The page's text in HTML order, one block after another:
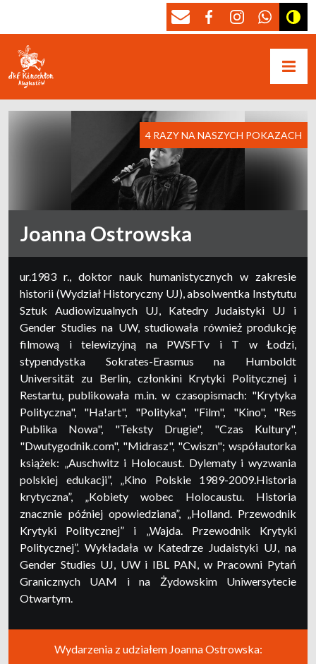
Joanna Ostrowska
4 RAZY NA NASZYCH POKAZACH
ur.1983 r., doktor nauk humanistycznych w zakresie
historii (Wydział Historyczny UJ), absolwentka Instytutu
Sztuk Audiowizualnych UJ, Katedry Judaistyki UJ i
Gender Studies na UW, studiowała również produkcję
filmową i telewizyjną na PWSFTv i T w Łodzi,
stypendystka Sokrates-Erasmus na Humboldt
Universität zu Berlin, członkini Krytyki Politycznej i
Restartu, publikowała m.in. w czasopismach: "Krytyka
Polityczna", "Ha!art", "Polityka", "Film", "Kino", "Res
Publika Nowa", "Teksty Drugie", "Czas Kultury",
"Dwutygodnik.com", "Midrasz", "Cwiszn"; współautorka
książek: „Auschwitz i Holocaust. Dylematy i wyzwania
polskiej edukacji”, „Kino Polskie 1989-2009.Historia
krytyczna”, „Kobiety wobec Holocaustu. Historia
znacznie później opowiedziana”, „Holland. Przewodnik
Krytyki Politycznej” i „Wajda. Przewodnik Krytyki
Politycznej”. Wykładała w Katedrze Judaistyki UJ, na
Gender Studies UJ, UW i IBL PAN, w Pracowni Pytań
Granicznych UAM i na Żydowskim Uniwersytecie
Otwartym.
Wydarzenia z udziałem Joanna Ostrowska: